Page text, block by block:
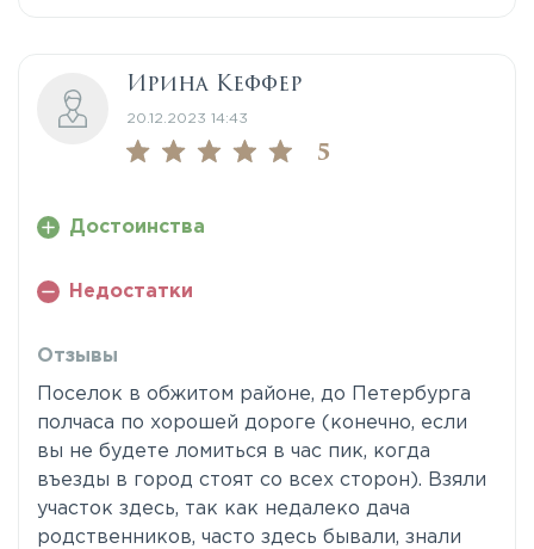
Ирина Кеффер
20.12.2023 14:43
5
Достоинства
Недостатки
Отзывы
Поселок в обжитом районе, до Петербурга
полчаса по хорошей дороге (конечно, если
вы не будете ломиться в час пик, когда
въезды в город стоят со всех сторон). Взяли
участок здесь, так как недалеко дача
родственников, часто здесь бывали, знали